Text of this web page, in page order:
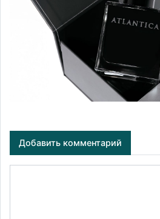
Добавить комментарий